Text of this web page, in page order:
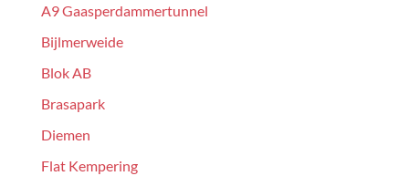
A9 Gaasperdammertunnel
Bijlmerweide
Blok AB
Brasapark
Diemen
Flat Kempering